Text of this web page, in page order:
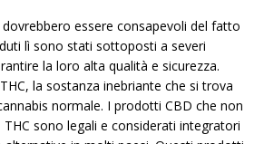
dovrebbero essere consapevoli del fatto
lì sono stati sottoposti a severi
la loro alta qualità e sicurezza.
la sostanza inebriante che si trova
normale. I prodotti CBD che non
sono legali e considerati integratori